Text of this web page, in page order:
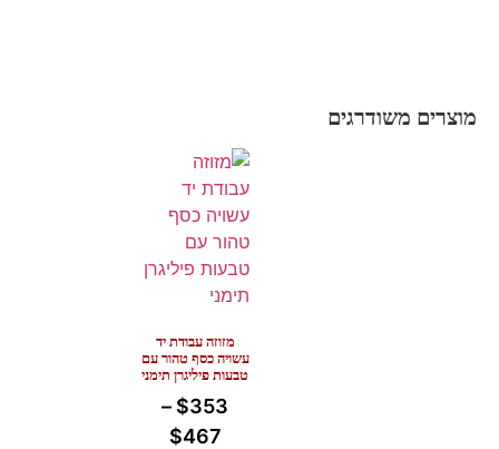
מוצרים משודרגים
מזוזה עבודת יד
עשויה כסף טהור עם
טבעות פיליגרן תימני
$353
–
$467